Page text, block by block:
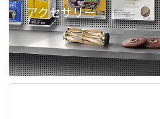
アクセサリー